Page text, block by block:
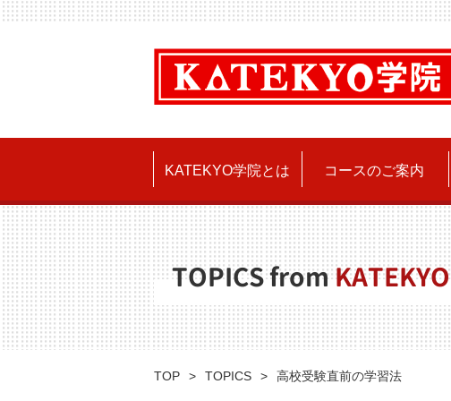
KATEKYO学院とは コースのご案内
TOPICS fromKATEKYO
TOP TOPICS 高校受験直前の学習法